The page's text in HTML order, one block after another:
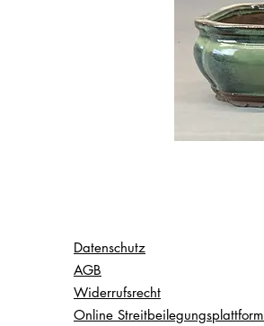
Datenschutz
AGB
Widerrufsrecht
Online Streitbeilegungsplattform